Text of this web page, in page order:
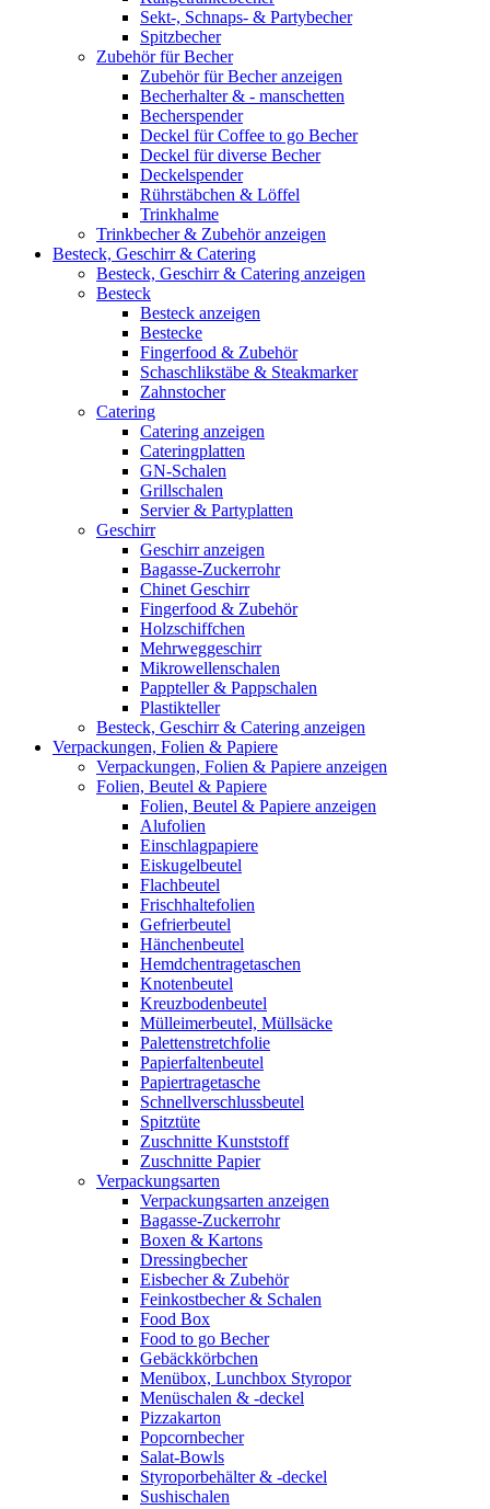
Sekt-, Schnaps- & Partybecher
Spitzbecher
Zubehör für Becher
Zubehör für Becher anzeigen
Becherhalter & - manschetten
Becherspender
Deckel für Coffee to go Becher
Deckel für diverse Becher
Deckelspender
Rührstäbchen & Löffel
Trinkhalme
Trinkbecher & Zubehör anzeigen
Besteck, Geschirr & Catering
Besteck, Geschirr & Catering anzeigen
Besteck
Besteck anzeigen
Bestecke
Fingerfood & Zubehör
Schaschlikstäbe & Steakmarker
Zahnstocher
Catering
Catering anzeigen
Cateringplatten
GN-Schalen
Grillschalen
Servier & Partyplatten
Geschirr
Geschirr anzeigen
Bagasse-Zuckerrohr
Chinet Geschirr
Fingerfood & Zubehör
Holzschiffchen
Mehrweggeschirr
Mikrowellenschalen
Pappteller & Pappschalen
Plastikteller
Besteck, Geschirr & Catering anzeigen
Verpackungen, Folien & Papiere
Verpackungen, Folien & Papiere anzeigen
Folien, Beutel & Papiere
Folien, Beutel & Papiere anzeigen
Alufolien
Einschlagpapiere
Eiskugelbeutel
Flachbeutel
Frischhaltefolien
Gefrierbeutel
Hänchenbeutel
Hemdchentragetaschen
Knotenbeutel
Kreuzbodenbeutel
Mülleimerbeutel, Müllsäcke
Palettenstretchfolie
Papierfaltenbeutel
Papiertragetasche
Schnellverschlussbeutel
Spitztüte
Zuschnitte Kunststoff
Zuschnitte Papier
Verpackungsarten
Verpackungsarten anzeigen
Bagasse-Zuckerrohr
Boxen & Kartons
Dressingbecher
Eisbecher & Zubehör
Feinkostbecher & Schalen
Food Box
Food to go Becher
Gebäckkörbchen
Menübox, Lunchbox Styropor
Menüschalen & -deckel
Pizzakarton
Popcornbecher
Salat-Bowls
Styroporbehälter & -deckel
Sushischalen